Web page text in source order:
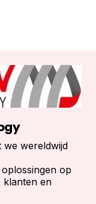
we wereldwijd
op
klanten en